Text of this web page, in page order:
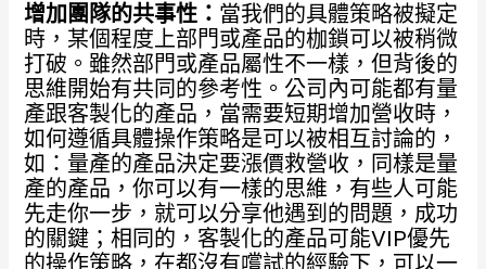
增加團隊的共事性： 當我們的具體策略被擬定
時，某個程度上部門或產品的枷鎖可以被稍微
打破。雖然部門或產品屬性不一樣，但背後的
思維開始有共同的參考性。公司內可能都有量
產跟客製化的產品，當需要短期增加營收時，
如何遵循具體操作策略是可以被相互討論的，
如：量產的產品決定要漲價救營收，同樣是量
產的產品，你可以有一樣的思維，有些人可能
先走你一步，就可以分享他遇到的問題，成功
的關鍵；相同的，客製化的產品可能VIP優先
的操作策略，在都沒有嚐試的經驗下，可以一